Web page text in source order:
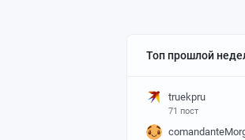
Топ прошлой
truekpru
71 пост